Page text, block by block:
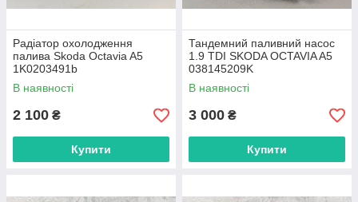
Радіатор охолодження
палива Skoda Octavia A5
1K0203491b
В наявності
2 100 ₴
Купити
Тандемний паливний насос
1.9 TDI SKODA OCTAVIA A5
038145209K
В наявності
3 000 ₴
Купити